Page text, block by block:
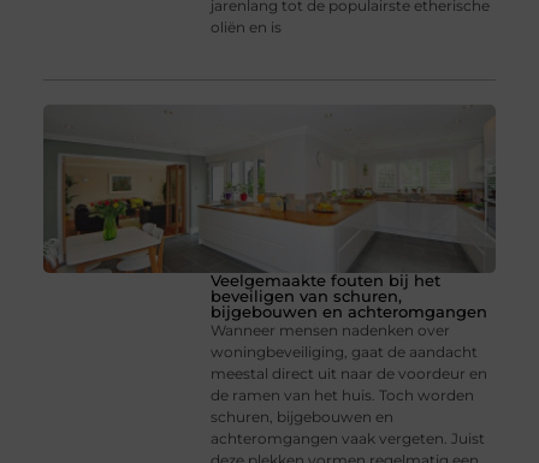
jarenlang tot de populairste etherische
oliën en is
Veelgemaakte fouten bij het
beveiligen van schuren,
bijgebouwen en achteromgangen
Wanneer mensen nadenken over
woningbeveiliging, gaat de aandacht
meestal direct uit naar de voordeur en
de ramen van het huis. Toch worden
schuren, bijgebouwen en
achteromgangen vaak vergeten. Juist